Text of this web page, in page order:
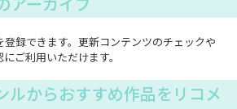
録できます。更新コンテンツのチェックや
ご利用いただけます。
ルからおすすめ作品をリコメ